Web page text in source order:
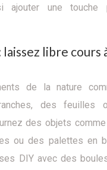
ajouter une touche
laissez libre cours
de la nature
des feuilles
des objets
ou des palettes en
DIY avec des